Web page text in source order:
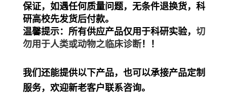
保证，如遇任何质量问题，无条件退换货， 科
研高校先发货后付款。
温馨提示： 所有供应产品仅用于科研实验， 切
勿用于人类或动物之临床诊断！！
我们还能提供以下产品，也可以承接产品定制
服务，欢迎新老客户联系咨询。